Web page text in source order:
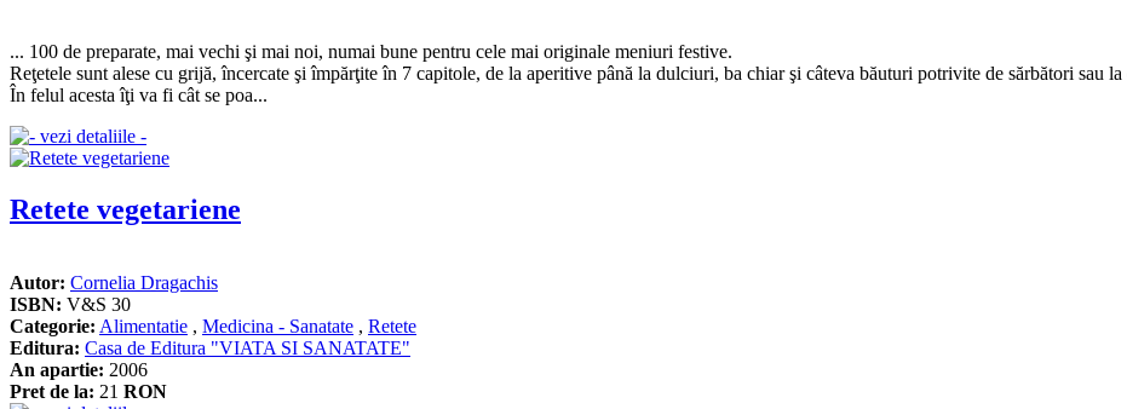
... 100 de preparate, mai vechi şi mai noi, numai bune pentru cele mai originale meniuri festive.
Reţetele sunt alese cu grijă, încercate şi împărţite în 7 capitole, de la aperitive până la dulciuri, ba chiar şi câteva băuturi potrivite de sărbători sau la
În felul acesta îţi va fi cât se poa...
Retete vegetariene
Autor: Cornelia Dragachis
ISBN: V&S 30
Categorie: Alimentatie , Medicina - Sanatate , Retete
Editura: Casa de Editura "VIATA SI SANATATE"
An apartie: 2006
Pret de la: 21 RON